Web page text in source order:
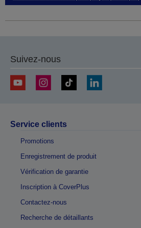
Suivez-nous
Service clients
Promotions
Enregistrement de produit
Vérification de garantie
Inscription à CoverPlus
Contactez-nous
Recherche de détaillants